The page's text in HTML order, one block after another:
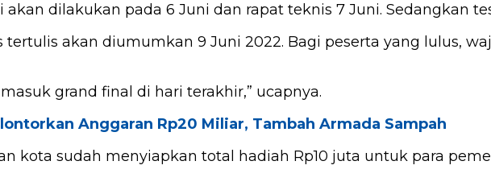
akan dilakukan pada 6 Juni dan rapat teknis 7 Juni. Sedangkan
tertulis akan diumumkan 9 Juni 2022. Bagi peserta yang lulus,
grand final di hari terakhir,” ucapnya.
Anggaran Rp20 Miliar, Tambah Armada Sampah
kota sudah menyiapkan total hadiah Rp10 juta untuk para